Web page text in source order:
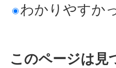
わかりやすか
このページは見